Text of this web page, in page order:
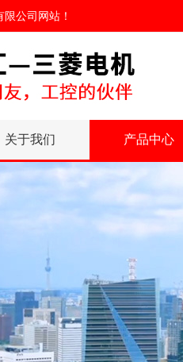
限公司网站 ！
关于我们 产品中心